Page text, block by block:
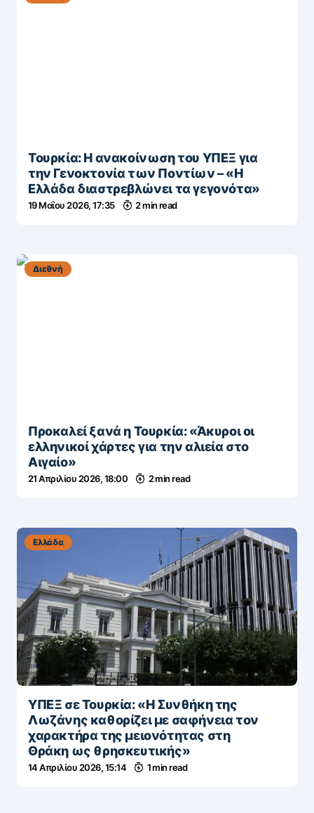
Τουρκία: Η ανακοίνωση του ΥΠΕΞ για
την Γενοκτονία των Ποντίων – «Η
Ελλάδα διαστρεβλώνει τα γεγονότα»
19 Μαΐου 2026, 17:35 2 min read
Διεθνή
Προκαλεί ξανά η Τουρκία: «Άκυροι οι
ελληνικοί χάρτες για την αλιεία στο
Αιγαίο»
21 Απριλίου 2026, 18:00 2 min read
Ελλάδα
ΥΠΕΞ σε Τουρκία: «Η Συνθήκη της
Λωζάνης καθορίζει με σαφήνεια τον
χαρακτήρα της μειονότητας στη
Θράκη ως θρησκευτικής»
14 Απριλίου 2026, 15:14 1 min read